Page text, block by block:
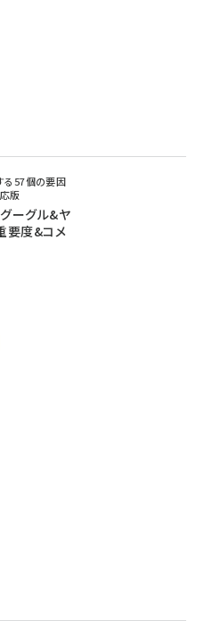
る57個の要因
版
ーグル&ヤ
要度&コメ